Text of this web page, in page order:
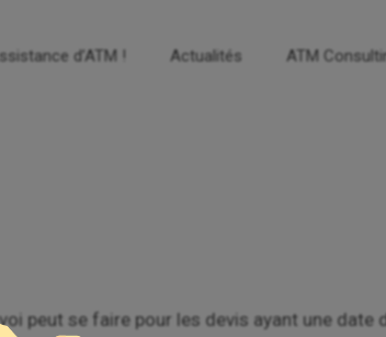
d’ATM ! Actualités ATM
peut se faire pour les devis ayant une date